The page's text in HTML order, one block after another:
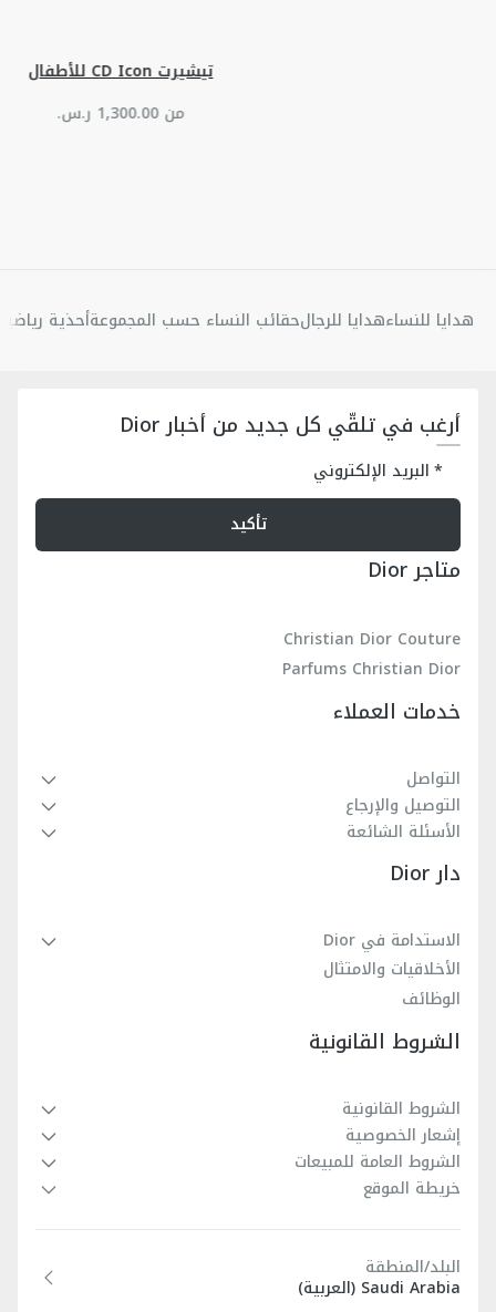
تيشيرت CD Icon للأطفال
من ‏1,300.00 ر.س.‏
هدايا للنساءهدايا للرجالحقائب النساء حسب المجموعةأحذية
أرغب في تلقّي كل جديد من أخبار Dior
البريد الإلكتروني
تأكيد
متاجر Dior
Christian Dior Couture
Parfums Christian Dior
خدمات العملاء
التواصل
التوصيل والإرجاع
الأسئلة الشائعة
دار Dior
الاستدامة في Dior
الأخلاقيات والامتثال
الوظائف
الشروط القانونية
الشروط القانونية
إشعار الخصوصية
الشروط العامة للمبيعات
خريطة الموقع
البلد/المنطقة
Saudi Arabia (العربية)